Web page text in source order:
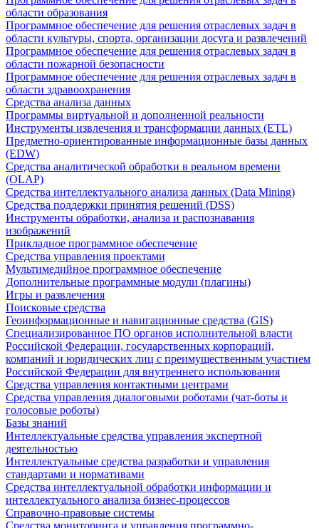
области образования
Программное обеспечение для решения отраслевых задач в
области культуры, спорта, организации досуга и развлечений
Программное обеспечение для решения отраслевых задач в
области пожарной безопасности
Программное обеспечение для решения отраслевых задач в
области здравоохранения
Средства анализа данных
Программы виртуальной и дополненной реальности
Инструменты извлечения и трансформации данных (ETL)
Предметно-ориентированные информационные базы данных
(EDW)
Средства аналитической обработки в реальном времени
(OLAP)
Средства интеллектуального анализа данных (Data Mining)
Средства поддержки принятия решений (DSS)
Инструменты обработки, анализа и распознавания
изображений
Прикладное программное обеспечение
Средства управления проектами
Мультимедийное программное обеспечение
Дополнительные программные модули (плагины)
Игры и развлечения
Поисковые средства
Геоинформационные и навигационные средства (GIS)
Специализированное ПО органов исполнительной власти
Российской Федерации, государственных корпораций,
компаний и юридических лиц с преимущественным участием
Российской Федерации для внутреннего использования
Средства управления контактными центрами
Средства управления диалоговыми роботами (чат-боты и
голосовые роботы)
Базы знаний
Интеллектуальные средства управления экспертной
деятельностью
Интеллектуальные средства разработки и управления
стандартами и нормативами
Средства интеллектуальной обработки информации и
интеллектуального анализа бизнес-процессов
Справочно-правовые системы
Средства мониторинга и управления программно-